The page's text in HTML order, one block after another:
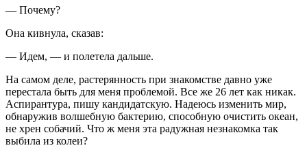
— Почему?
Она кивнула, сказав:
— Идем, — и полетела дальше.
На самом деле, растерянность при знакомстве давно уже
перестала быть для меня проблемой. Все же 26 лет как никак.
Аспирантура, пишу кандидатскую. Надеюсь изменить мир,
обнаружив волшебную бактерию, способную очистить океан,
не хрен собачий. Что ж меня эта радужная незнакомка так
выбила из колеи?